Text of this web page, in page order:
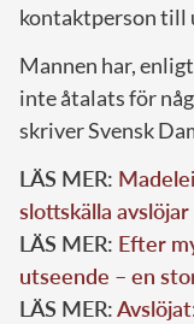
kontaktperson till
Mannen har,
inte åtalats för
skriver Svensk
LÄS MER:
slottskälla
LÄS MER: Efter
utseende – en
LÄS MER: